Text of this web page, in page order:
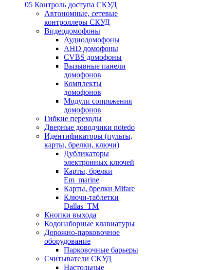
05 Контроль доступа СКУД
Автономные, сетевые
контроллеры СКУД
Видеодомофоны
Аудиодомофоны
AHD домофоны
CVBS домофоны
Вызывные панели
домофонов
Комплекты
домофонов
Модули сопряжения
домофонов
Гибкие переходы
Дверные доводчики notedo
Идентификаторы (пульты,
карты, брелки, ключи)
Дубликаторы
электронных ключей
Карты, брелки
Em_marine
Карты, брелки Mifare
Ключи-таблетки
Dallas_TM
Кнопки выхода
Кодонаборные клавиатуры
Дорожно-парковочное
оборудование
Парковочные барьеры
Считыватели СКУД
Настольные